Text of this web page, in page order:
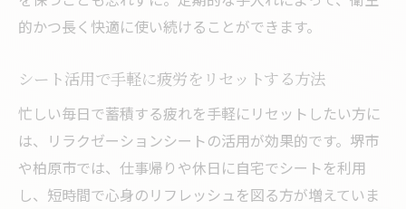
的かつ長く快適に使い続けることができます。
シート活用で手軽に疲労をリセットする方法
忙しい毎日で蓄積する疲れを手軽にリセットしたい方に
は、リラクゼーションシートの活用が効果的です。堺市
や柏原市では、仕事帰りや休日に自宅でシートを利用
し、短時間で心身のリフレッシュを図る方が増えていま